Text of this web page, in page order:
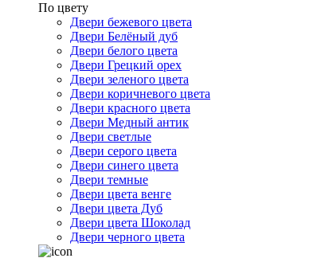
По цвету
Двери бежевого цвета
Двери Белёный дуб
Двери белого цвета
Двери Грецкий орех
Двери зеленого цвета
Двери коричневого цвета
Двери красного цвета
Двери Медный антик
Двери светлые
Двери серого цвета
Двери синего цвета
Двери темные
Двери цвета венге
Двери цвета Дуб
Двери цвета Шоколад
Двери черного цвета